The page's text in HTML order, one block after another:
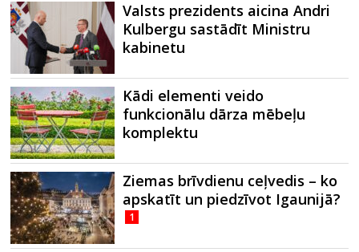
Valsts prezidents aicina Andri
Kulbergu sastādīt Ministru
kabinetu
Kādi elementi veido
funkcionālu dārza mēbeļu
komplektu
Ziemas brīvdienu ceļvedis – ko
apskatīt un piedzīvot Igaunijā?
1